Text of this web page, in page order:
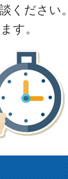
ください
す。